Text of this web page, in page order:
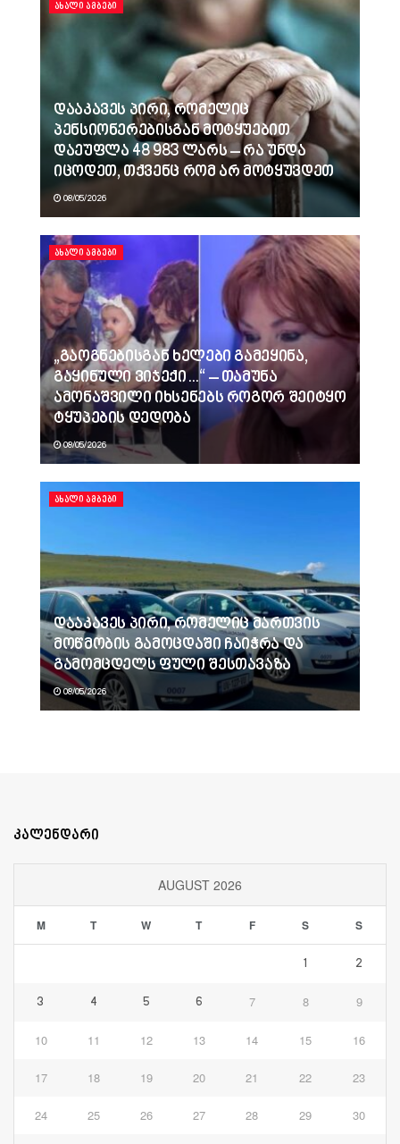
ᲐᲮᲐᲚᲘ ᲐᲛᲑᲔᲑᲘ
დააკავეს პირი, რომელიც
პენსიონერებისგან მოტყუებით
დაეუფლა 48 983 ლარს – რა უნდა
იცოდეთ, თქვენც რომ არ მოტყუვდეთ
08/05/2026
ᲐᲮᲐᲚᲘ ᲐᲛᲑᲔᲑᲘ
„გაოგნებისგან ხელები გამეყინა,
გაყინული ვიჯექი…“ – თამუნა
ამონაშვილი იხსენებს როგორ შეიტყო
ტყუპების დედობა
08/05/2026
ᲐᲮᲐᲚᲘ ᲐᲛᲑᲔᲑᲘ
დააკავეს პირი, რომელიც მართვის
მოწმობის გამოცდაში ჩაიჭრა და
გამომცდელს ფული შესთავაზა
08/05/2026
კალენდარი
AUGUST 2026
M T W T F S S
1 2
3 4 5 6 7 8 9
10 11 12 13 14 15 16
17 18 19 20 21 22 23
24 25 26 27 28 29 30